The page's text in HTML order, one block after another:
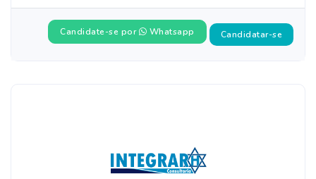
Candidate-se por Whatsapp Candidatar-se